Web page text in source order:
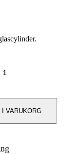
Kronljus
VARUKORG